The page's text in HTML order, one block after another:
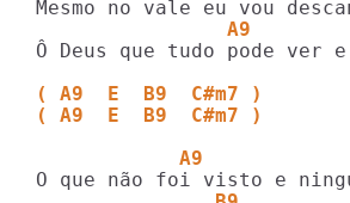
A9
Ô Deus que tudo pode
( A9  E  B9  C#m7 )
( A9  E  B9  C#m7 )
A9